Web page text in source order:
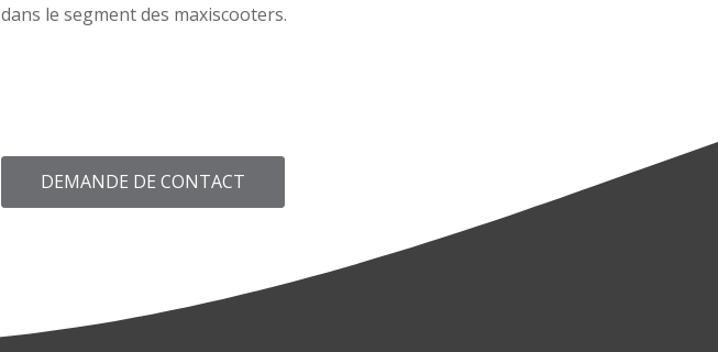
dans le segment des maxiscooters.
DEMANDE DE CONTACT